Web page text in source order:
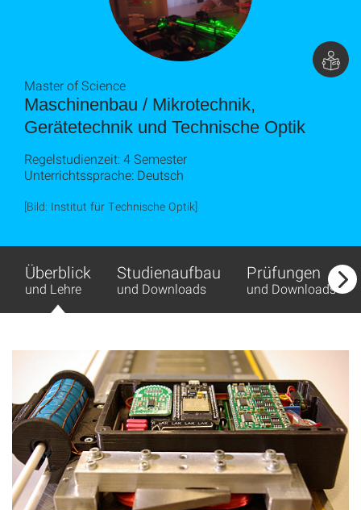
Maschinenbau / Mikrotechnik,
Gerätetechnik und Technische Optik
Master of Science
Regelstudienzeit: 4 Semester
Unterrichtssprache: Deutsch
[Bild: Institut für Technische Optik]
Überblick
und Lehre
Studienaufbau
und Downloads
Prüfungen
und Downloads